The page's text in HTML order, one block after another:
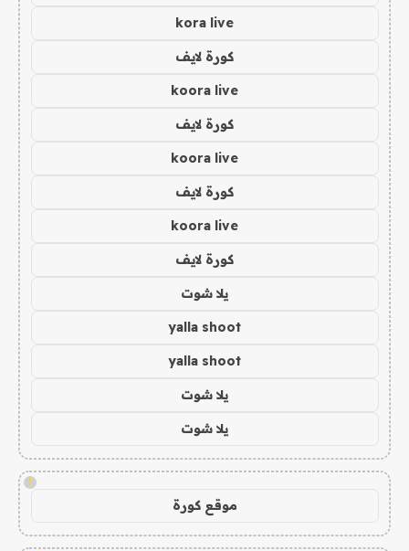
kora live
كورة لايف
koora live
كورة لايف
koora live
كورة لايف
koora live
كورة لايف
يلا شوت
yalla shoot
yalla shoot
يلا شوت
يلا شوت
!
موقع كورة